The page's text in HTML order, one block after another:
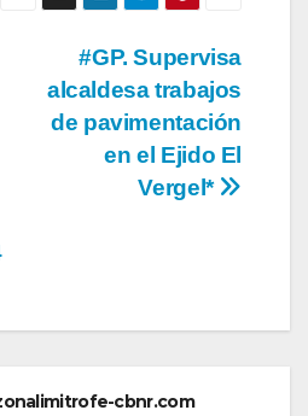
#GP. Supervisa
alcaldesa trabajos
de pavimentación
en el Ejido El
Vergel*
cbnr.com